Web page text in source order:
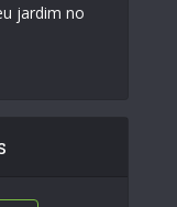
jardim no